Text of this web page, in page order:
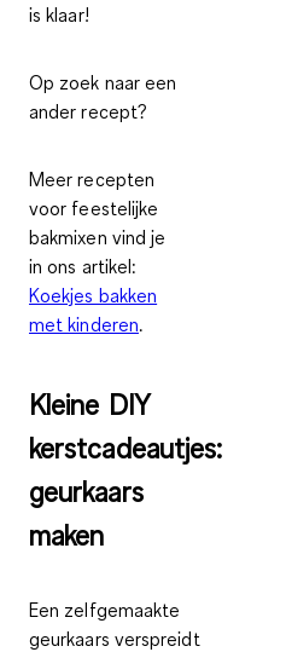
is klaar!
Op zoek naar een
ander recept?
Meer recepten
voor feestelijke
bakmixen vind je
in ons artikel:
Koekjes bakken
met kinderen.
Kleine DIY
kerstcadeautjes:
geurkaars
maken
Een zelfgemaakte
geurkaars verspreidt